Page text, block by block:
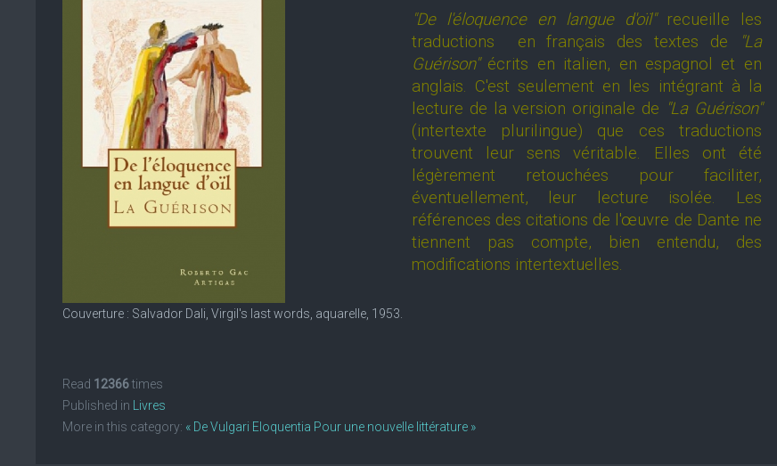
Couverture : Salvador Dali, Virgil's last words, aquarelle, 1953.
"De l'éloquence en langue d'oïl"recueille les
traductions en français des textes de
"La
Guérison"écrits en italien, en espagnol et en
anglais. C'est seulement en les intégrant à la
lecture de la version originale de "La Guérison"
(intertexte plurilingue) que ces traductions
trouvent leur sens véritable. Elles ont été
légèrement retouchées pour faciliter,
éventuellement, leur lecture isolée. Les
références des citations de l'œuvre de Dante ne
tiennent pas compte, bien entendu, des
modifications intertextuelles.
Read 12366times
Published in
Livres
More in this category: « De Vulgari Eloquentia Pour une nouvelle littérature »